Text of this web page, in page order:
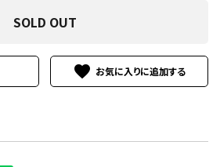
SOLD OUT
favorite